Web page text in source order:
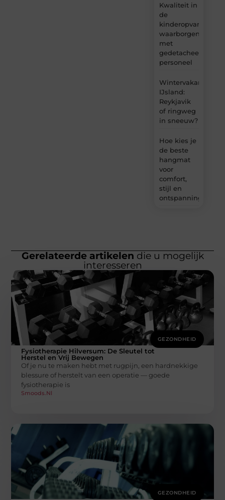
Kwaliteit in
de
kinderopvang
waarborgen
met
gedetacheerd
personeel
Wintervakantie
IJsland:
Reykjavik
of ringweg
in sneeuw?
Hoe kies je
de beste
hangmat
voor
comfort,
stijl en
ontspanning?
Gerelateerde artikelen die u mogelijk
interesseren
GEZONDHEID
Fysiotherapie Hilversum: De Sleutel tot
Herstel en Vrij Bewegen
Of je nu te maken hebt met rugpijn, een hardnekkige
blessure of herstelt van een operatie — goede
fysiotherapie is
Smoods.nl
GEZONDHEID